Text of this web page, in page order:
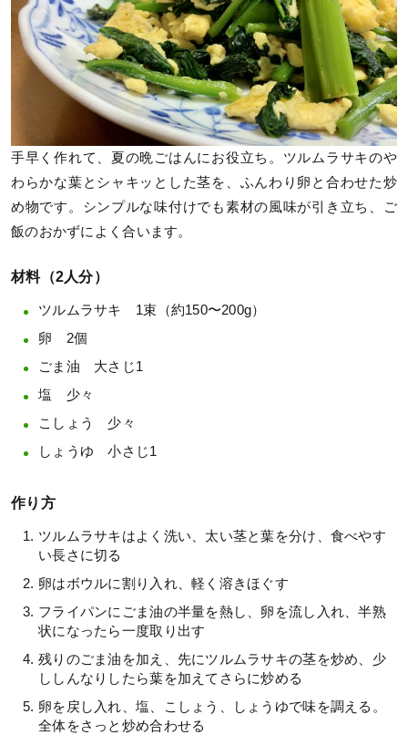
手早く作れて、夏の晩ごはんにお役立ち。ツルムラサキのや
わらかな葉とシャキッとした茎を、ふんわり卵と合わせた炒
め物です。シンプルな味付けでも素材の風味が引き立ち、ご
飯のおかずによく合います。
材料（2人分）
ツルムラサキ 1束（約150〜200g）
卵 2個
ごま油 大さじ1
塩 少々
こしょう 少々
しょうゆ 小さじ1
作り方
ツルムラサキはよく洗い、太い茎と葉を分け、食べやす
い長さに切る
卵はボウルに割り入れ、軽く溶きほぐす
フライパンにごま油の半量を熱し、卵を流し入れ、半熟
状になったら一度取り出す
残りのごま油を加え、先にツルムラサキの茎を炒め、少
ししんなりしたら葉を加えてさらに炒める
卵を戻し入れ、塩、こしょう、しょうゆで味を調える。
全体をさっと炒め合わせる